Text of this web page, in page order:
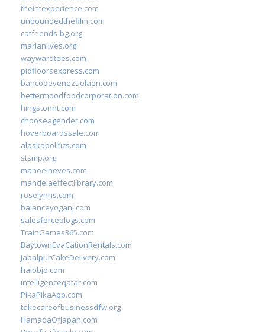
theintexperience.com
unboundedthefilm.com
catfriends-bg.org
marianlives.org
waywardtees.com
pidfloorsexpress.com
bancodevenezuelaen.com
bettermoodfoodcorporation.com
hingstonnt.com
chooseagender.com
hoverboardssale.com
alaskapolitics.com
stsmp.org
manoelneves.com
mandelaeffectlibrary.com
roselynns.com
balanceyoganj.com
salesforceblogs.com
TrainGames365.com
BaytownEvaCationRentals.com
JabalpurCakeDelivery.com
halobjd.com
intelligenceqatar.com
PikaPikaApp.com
takecareofbusinessdfw.org
HamadaOfJapan.com